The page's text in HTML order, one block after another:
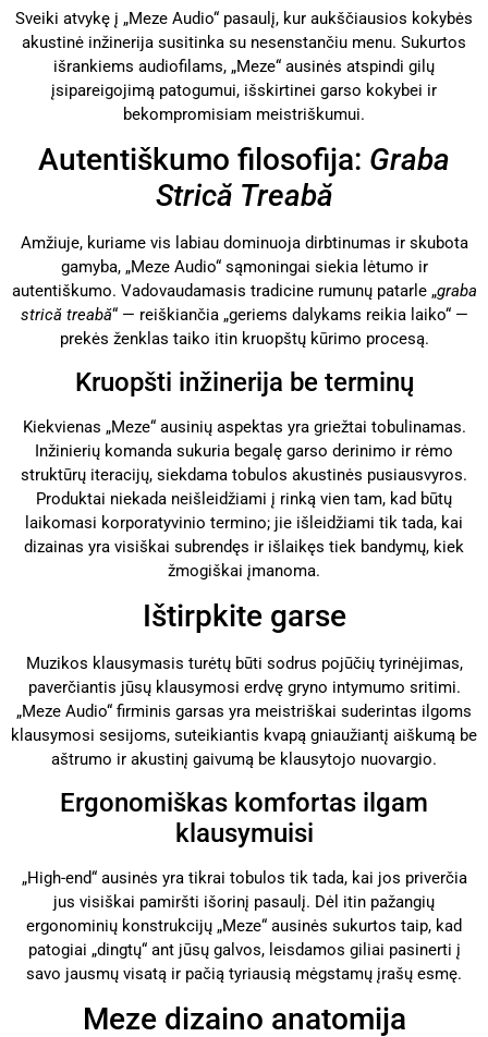
Sveiki atvykę į „Meze Audio“ pasaulį, kur aukščiausios kokybės
akustinė inžinerija susitinka su nesenstančiu menu. Sukurtos
išrankiems audiofilams, „Meze“ ausinės atspindi gilų
įsipareigojimą patogumui, išskirtinei garso kokybei ir
bekompromisiam meistriškumui.
Autentiškumo filosofija: Graba
Strică Treabă
Amžiuje, kuriame vis labiau dominuoja dirbtinumas ir skubota
gamyba, „Meze Audio“ sąmoningai siekia lėtumo ir
autentiškumo. Vadovaudamasis tradicine rumunų patarle „graba
strică treabă“ — reiškiančia „geriems dalykams reikia laiko“ —
prekės ženklas taiko itin kruopštų kūrimo procesą.
Kruopšti inžinerija be terminų
Kiekvienas „Meze“ ausinių aspektas yra griežtai tobulinamas.
Inžinierių komanda sukuria begalę garso derinimo ir rėmo
struktūrų iteracijų, siekdama tobulos akustinės pusiausvyros.
Produktai niekada neišleidžiami į rinką vien tam, kad būtų
laikomasi korporatyvinio termino; jie išleidžiami tik tada, kai
dizainas yra visiškai subrendęs ir išlaikęs tiek bandymų, kiek
žmogiškai įmanoma.
Ištirpkite garse
Muzikos klausymasis turėtų būti sodrus pojūčių tyrinėjimas,
paverčiantis jūsų klausymosi erdvę gryno intymumo sritimi.
„Meze Audio“ firminis garsas yra meistriškai suderintas ilgoms
klausymosi sesijoms, suteikiantis kvapą gniaužiantį aiškumą be
aštrumo ir akustinį gaivumą be klausytojo nuovargio.
Ergonomiškas komfortas ilgam
klausymuisi
„High-end“ ausinės yra tikrai tobulos tik tada, kai jos priverčia
jus visiškai pamiršti išorinį pasaulį. Dėl itin pažangių
ergonominių konstrukcijų „Meze“ ausinės sukurtos taip, kad
patogiai „dingtų“ ant jūsų galvos, leisdamos giliai pasinerti į
savo jausmų visatą ir pačią tyriausią mėgstamų įrašų esmę.
Meze dizaino anatomija